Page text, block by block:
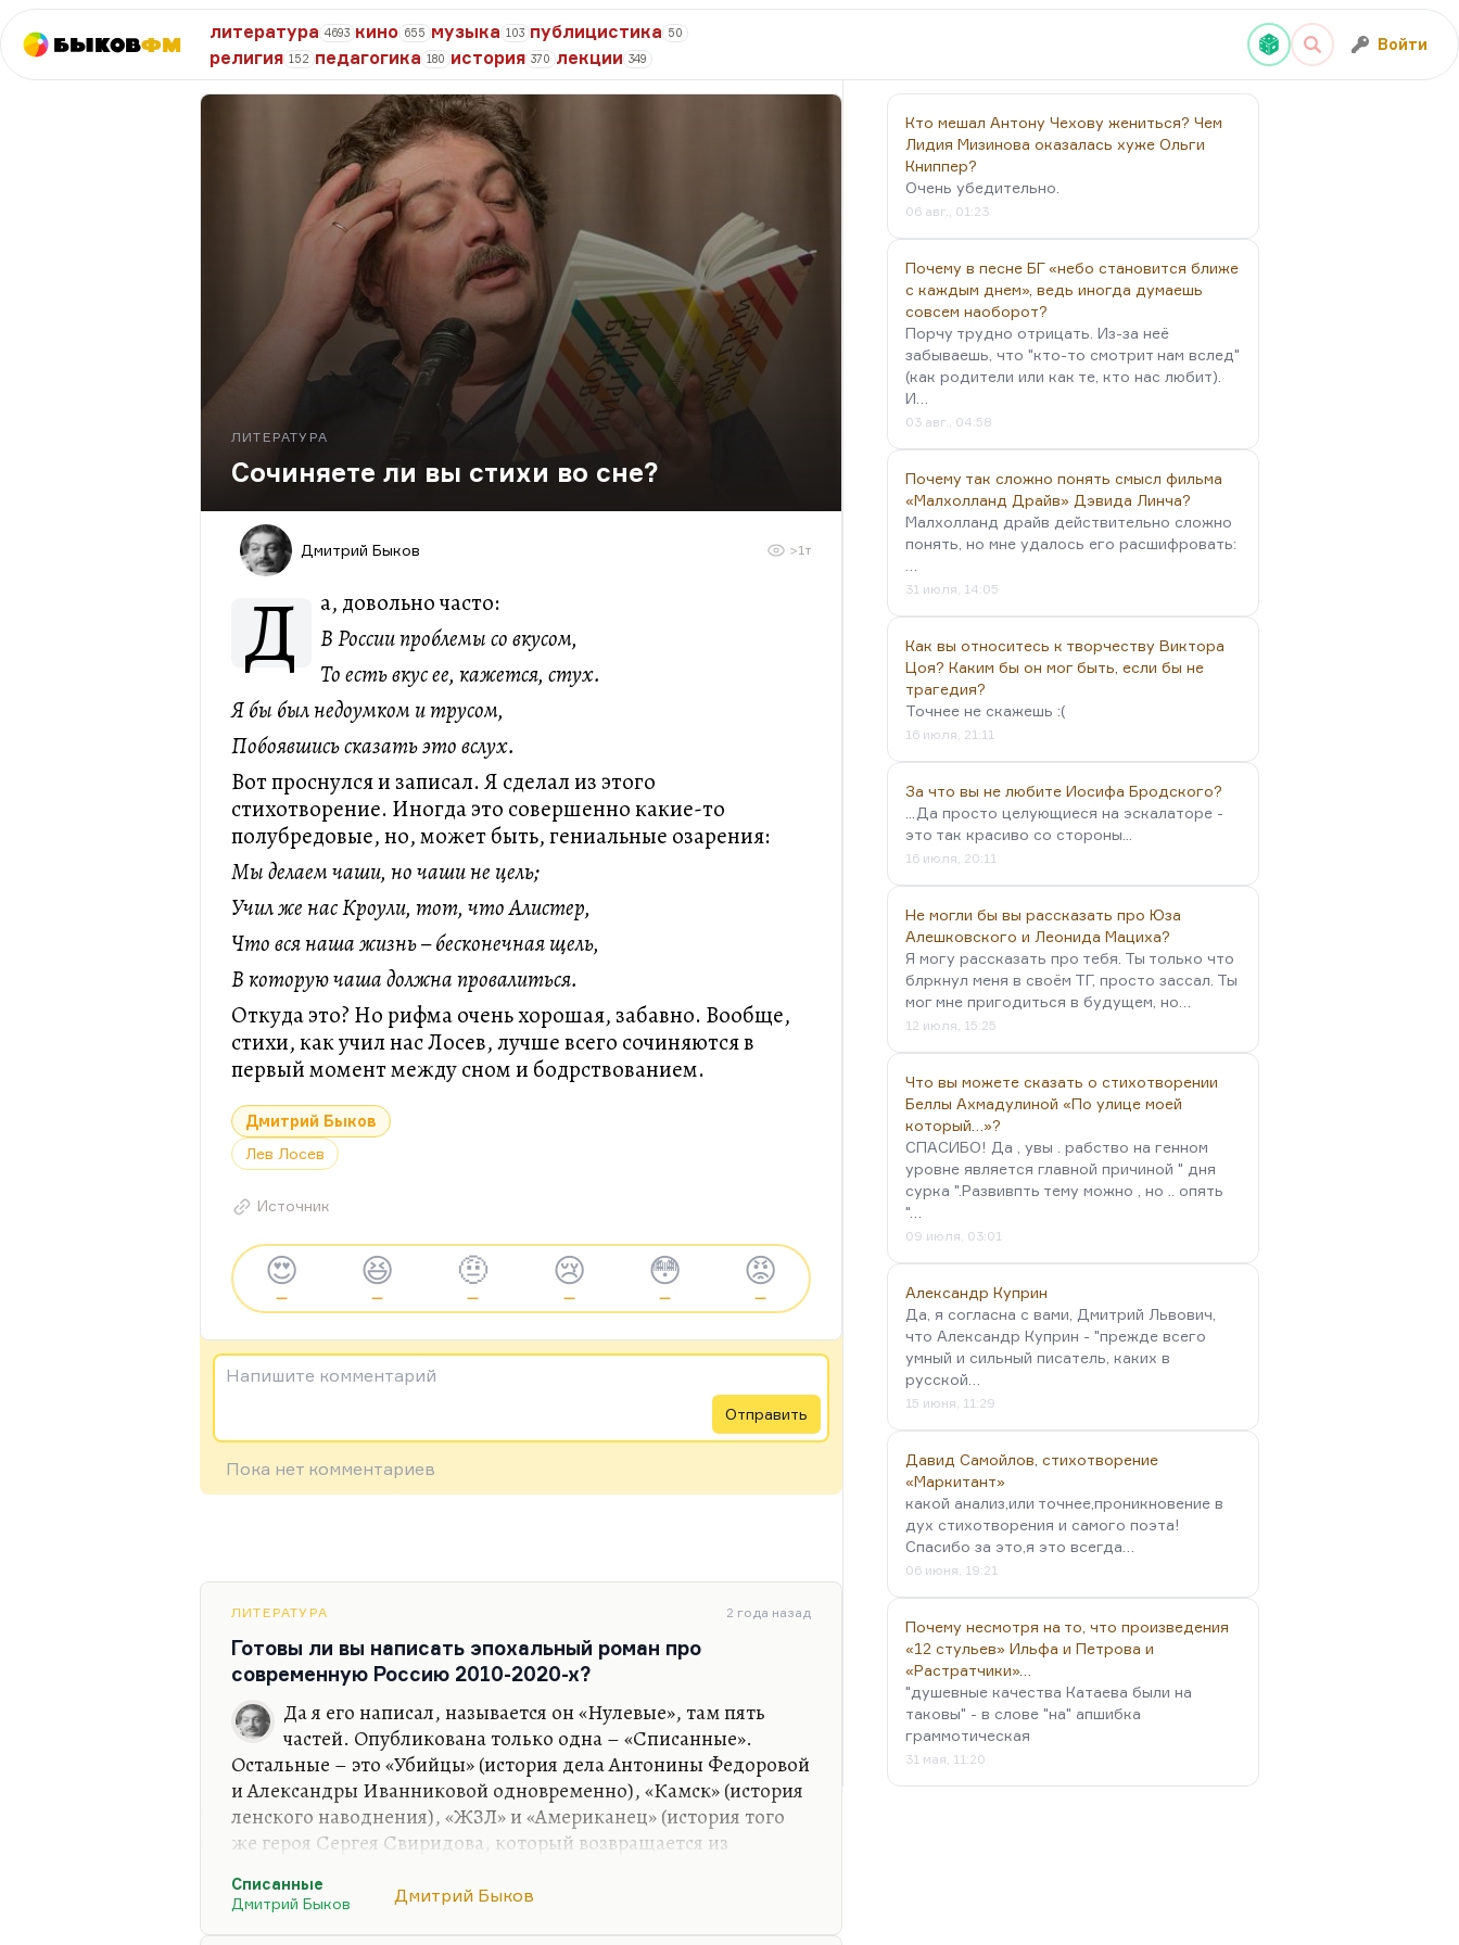
БыковФМ
литература 4693 кино 655 музыка 103 публицистика 50
религия 152 педагогика 180 история 370 лекции 349
Войти
ЛИТЕРАТУРА
Сочиняете ли вы стихи во сне?
Дмитрий Быков >1т
Д
а, довольно часто:
В России проблемы со вкусом,
То есть вкус ее, кажется, стух.
Я бы был недоумком и трусом,
Побоявшись сказать это вслух.
Вот проснулся и записал. Я сделал из этого
стихотворение. Иногда это совершенно какие-то
полубредовые, но, может быть, гениальные озарения:
Мы делаем чаши, но чаши не цель;
Учил же нас Кроули, тот, что Алистер,
Что вся наша жизнь – бесконечная щель,
В которую чаша должна провалиться.
Откуда это? Но рифма очень хорошая, забавно. Вообще,
стихи, как учил нас Лосев, лучше всего сочиняются в
первый момент между сном и бодрствованием.
Дмитрий Быков
Лев Лосев
Источник
😍
—
😆
—
🤨
—
😢
—
😳
—
😡
—
Напишите комментарий
Отправить
Пока нет комментариев
ЛИТЕРАТУРА 2 года назад
Готовы ли вы написать эпохальный роман про
современную Россию 2010-2020-х?
Да я его написал, называется он «Нулевые», там пять
частей. Опубликована только одна – «Списанные».
Остальные – это «Убийцы» (история дела Антонины Федоровой
и Александры Иванниковой одновременно), «Камск» (история
ленского наводнения), «ЖЗЛ» и «Американец» (история того
же героя Сергея Свиридова, который возвращается из
Но я не хочу его печатать; более того, я не уверен, что его надо
печатать.
Списанные
Дмитрий Быков
Дмитрий Быков
Кто мешал Антону Чехову жениться? Чем
Лидия Мизинова оказалась хуже Ольги
Книппер?
Очень убедительно.
06 авг., 01:23
Почему в песне БГ «небо становится ближе
с каждым днем», ведь иногда думаешь
совсем наоборот?
Порчу трудно отрицать. Из-за неё
забываешь, что "кто-то смотрит нам вслед"
(как родители или как те, кто нас любит).
И…
03 авг., 04:58
Почему так сложно понять смысл фильма
«Малхолланд Драйв» Дэвида Линча?
Малхолланд драйв действительно сложно
понять, но мне удалось его расшифровать:
31 июля, 14:05
Как вы относитесь к творчеству Виктора
Цоя? Каким бы он мог быть, если бы не
трагедия?
Точнее не скажешь :(
16 июля, 21:11
За что вы не любите Иосифа Бродского?
...Да просто целующиеся на эскалаторе -
это так красиво со стороны...
16 июля, 20:11
Не могли бы вы рассказать про Юза
Алешковского и Леонида Мациха?
Я могу рассказать про тебя. Ты только что
блркнул меня в своём ТГ, просто зассал. Ты
мог мне пригодиться в будущем, но…
12 июля, 15:25
Что вы можете сказать о стихотворении
Беллы Ахмадулиной «По улице моей
который…»?
СПАСИБО! Да , увы . рабство на генном
уровне является главной причиной " дня
сурка ".Развивпть тему можно , но .. опять
"…
09 июля, 03:01
Александр Куприн
Да, я согласна с вами, Дмитрий Львович,
что Александр Куприн - "прежде всего
умный и сильный писатель, каких в
русской…
15 июня, 11:29
Давид Самойлов, стихотворение
«Маркитант»
какой анализ,или точнее,проникновение в
дух стихотворения и самого поэта!
Спасибо за это,я это всегда…
06 июня, 19:21
Почему несмотря на то, что произведения
«12 стульев» Ильфа и Петрова и
«Растратчики»…
"душевные качества Катаева были на
таковы" - в слове "на" апшибка
граммотическая
31 мая, 11:20